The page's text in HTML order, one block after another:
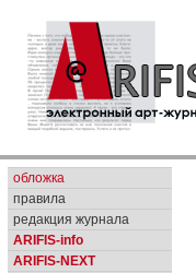
обложка
правила
редакция журнала
ARIFIS-info
ARIFIS-NEXT